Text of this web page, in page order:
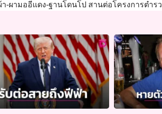
-ผามออีแดง-ฐานโดนโป สานต่อโครงการตำร